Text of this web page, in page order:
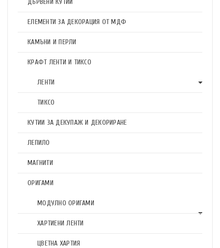
ДЪРВЕНИ КУТИИ
ЕЛЕМЕНТИ ЗА ДЕКОРАЦИЯ ОТ МДФ
КАМЪНИ И ПЕРЛИ
КРАФТ ЛЕНТИ И ТИКСО
ЛЕНТИ
ТИКСО
КУТИИ ЗА ДЕКУПАЖ И ДЕКОРИРАНЕ
ЛЕПИЛО
МАГНИТИ
ОРИГАМИ
МОДУЛНО ОРИГАМИ
ХАРТИЕНИ ЛЕНТИ
ЦВЕТНА ХАРТИЯ